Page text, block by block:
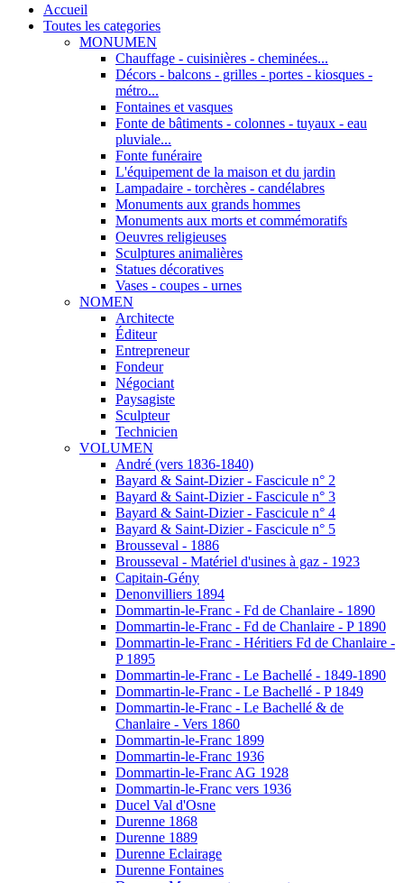
Accueil
Toutes les categories
MONUMEN
Chauffage - cuisinières - cheminées...
Décors - balcons - grilles - portes - kiosques -
métro...
Fontaines et vasques
Fonte de bâtiments - colonnes - tuyaux - eau
pluviale...
Fonte funéraire
L'équipement de la maison et du jardin
Lampadaire - torchères - candélabres
Monuments aux grands hommes
Monuments aux morts et commémoratifs
Oeuvres religieuses
Sculptures animalières
Statues décoratives
Vases - coupes - urnes
NOMEN
Architecte
Éditeur
Entrepreneur
Fondeur
Négociant
Paysagiste
Sculpteur
Technicien
VOLUMEN
André (vers 1836-1840)
Bayard & Saint-Dizier - Fascicule n° 2
Bayard & Saint-Dizier - Fascicule n° 3
Bayard & Saint-Dizier - Fascicule n° 4
Bayard & Saint-Dizier - Fascicule n° 5
Brousseval - 1886
Brousseval - Matériel d'usines à gaz - 1923
Capitain-Gény
Denonvilliers 1894
Dommartin-le-Franc - Fd de Chanlaire - 1890
Dommartin-le-Franc - Fd de Chanlaire - P 1890
Dommartin-le-Franc - Héritiers Fd de Chanlaire -
P 1895
Dommartin-le-Franc - Le Bachellé - 1849-1890
Dommartin-le-Franc - Le Bachellé - P 1849
Dommartin-le-Franc - Le Bachellé & de
Chanlaire - Vers 1860
Dommartin-le-Franc 1899
Dommartin-le-Franc 1936
Dommartin-le-Franc AG 1928
Dommartin-le-Franc vers 1936
Ducel Val d'Osne
Durenne 1868
Durenne 1889
Durenne Eclairage
Durenne Fontaines